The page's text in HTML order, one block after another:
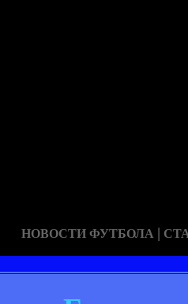
НОВОСТИ ФУТБОЛА |